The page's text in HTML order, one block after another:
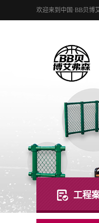
欢迎来到中国·BB贝博
工程